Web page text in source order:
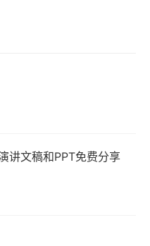
讲文稿和PPT免费分享